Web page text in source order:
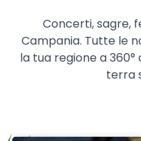
Concerti, sagre,
Campania. Tutte le
la tua regione a
terra